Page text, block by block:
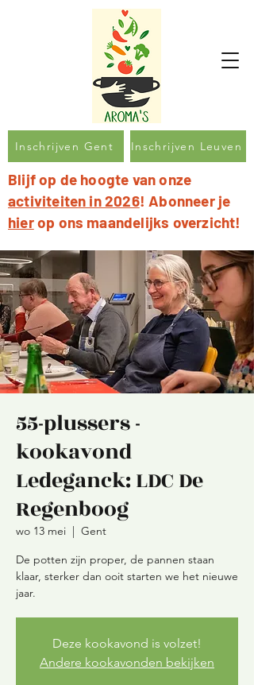
Inschrijven Gent Inschrijven Leuven
Blijf op de hoogte van onze
activiteiten in 2026! Abonneer je
hierop ons maandelijks overzicht!
55-plussers -
kookavond
Ledeganck: LDC De
Regenboog
wo 13 mei
  |
Gent
De potten zijn proper, de pannen staan
klaar, sterker dan ooit starten we het nieuwe
jaar.
Deze kookavond is volzet!
Andere kookavonden bekijken